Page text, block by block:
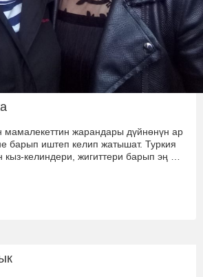
мамалекеттин жарандары дүйнөнүн ар
барып иштеп келип жатышат. Туркия
келиндери, жигиттери барып эң …